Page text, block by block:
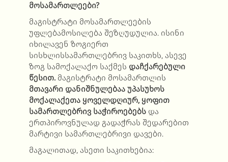
მოსამართლეები?
მაგისტრატი მოსამართლეების
უფლებამოსილება შეზღუდულია. ისინი
იხილავენ ზოგიერთ
სისხლისსამართლებრივ საკითხს, ასევე
ზოგ სამოქალაქო საქმეს დაჩქარებული
წესით. მაგისტრატი მოსამართლის
მთავარი დანიშნულებააუპასუხოს
მოქალაქეთა ყოველდღიურ, ყოფით
სამართლებრივ საჭიროებებსდა
ერთპიროვნულად გადაჭრას შედარებით
მარტივი სამართლებრივი დავები.
მაგალითად, ასეთი საკითხებია: